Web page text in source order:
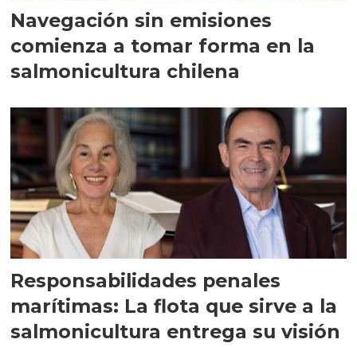
Navegación sin emisiones
comienza a tomar forma en la
salmonicultura chilena
Responsabilidades penales
marítimas: La flota que sirve a la
salmonicultura entrega su visión